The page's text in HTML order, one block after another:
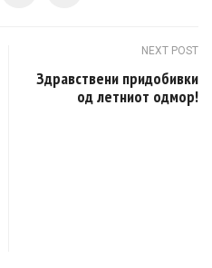
NEXT POST
Здравствени придобивки
од летниот одмор!